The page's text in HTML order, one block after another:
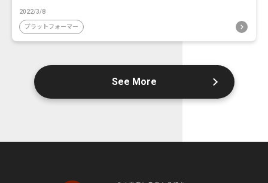
2022/3/8
プラットフォーマー
See More